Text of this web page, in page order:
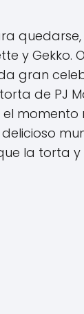
y Gekko.
gran
de PJ
la torta